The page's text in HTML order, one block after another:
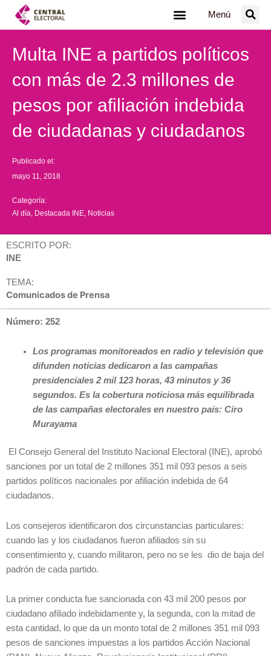
Menú
Multa INE a partidos políticos
con más de 2.3 millones de
pesos por afiliación indebida
de ciudadanas y ciudadanos
Publicado el:
mayo 11, 2018
Categoría:
Al día Destacada INE Noticias
ESCRITO POR:
INE
TEMA:
Comunicados de Prensa
Número: 252
Los programas monitoreados en radio y televisión que
difunden noticias dedicaron a las campañas
presidenciales 2 mil 123 horas, 43 minutos y 36
segundos. Es la cobertura noticiosa más equilibrada
de las campañas electorales en nuestro país: Ciro
Murayama
El Consejo General del Instituto Nacional Electoral (INE), aprobó
sanciones por un total de 2 millones 351 mil 093 pesos a seis
partidos políticos nacionales por afiliación indebida de 64
ciudadanos.
Los consejeros identificaron dos circunstancias particulares:
cuando las y los ciudadanos fueron afiliados sin su
consentimiento y, cuando militaron, pero no se les dio de baja del
padrón de cada partido.
La primer conducta fue sancionada con 43 mil 200 pesos por
ciudadano afiliado indebidamente y, la segunda, con la mitad de
esta cantidad, lo que da un monto total de 2 millones 351 mil 093
pesos de sanciones impuestas a los partidos Acción Nacional